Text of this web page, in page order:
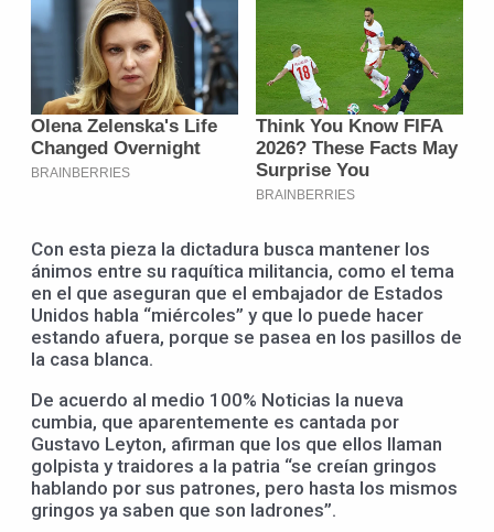
Con esta pieza la dictadura busca mantener los
ánimos entre su raquítica militancia, como el tema
en el que aseguran que el embajador de Estados
Unidos habla “miércoles” y que lo puede hacer
estando afuera, porque se pasea en los pasillos de
la casa blanca.
De acuerdo al medio 100% Noticias la nueva
cumbia, que aparentemente es cantada por
Gustavo Leyton, afirman que los que ellos llaman
golpista y traidores a la patria “se creían gringos
hablando por sus patrones, pero hasta los mismos
gringos ya saben que son ladrones”.